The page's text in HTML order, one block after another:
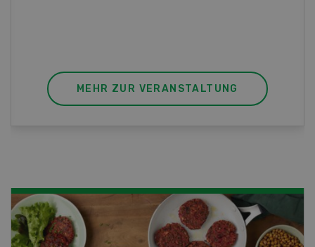
MEHR ZUR VERANSTALTUNG